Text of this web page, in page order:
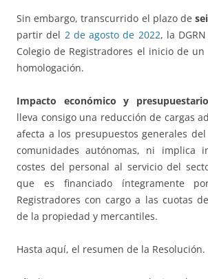
Sin embargo, transcurrido el plazo de
partir del 2 de agosto de 2022, la DGRN
Colegio de Registradores el inicio de
homologación.
Impacto económico y
lleva consigo una reducción de cargas
afecta a los presupuestos generales
comunidades autónomas, ni implica
costes del personal al servicio del
que es financiado íntegramente
Registradores con cargo a las cuotas
de la propiedad y mercantiles.
Hasta aquí, el resumen de la Resolución.